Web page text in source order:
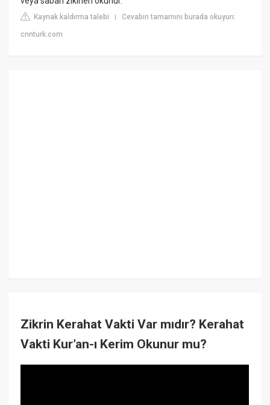
Kaynak kaldırma talebi |Cevabın tamamını burada okuyun:
cnnturk.com
Zikrin Kerahat Vakti Var mıdır? Kerahat
Vakti Kur’an-ı Kerim Okunur mu?